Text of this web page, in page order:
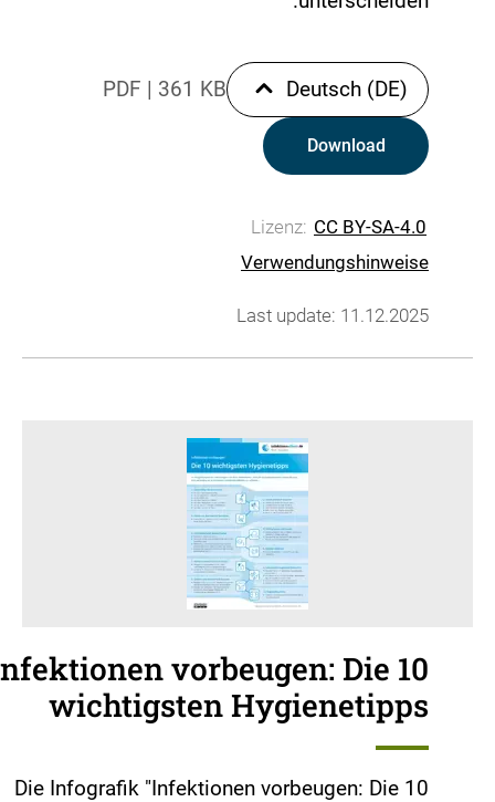
Deutsch (DE)
PDF | 361 KB
Download
Lizenz: CC BY-SA-4.0
Verwendungshinweise
Last update: 11.12.2025
vorbeugen: Die 10
wichtigsten Hygienetipps
Die Infografik "Infektionen vorbeugen: Die 10